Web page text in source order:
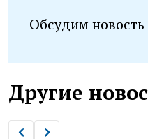
Обсудим
Другие